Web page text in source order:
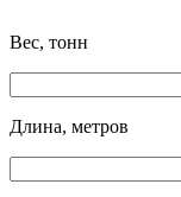
Вес, тонн
Длина, метров